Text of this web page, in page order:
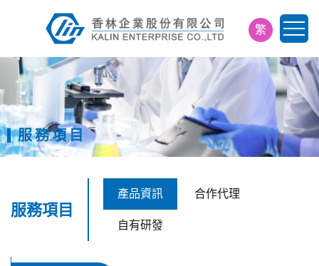
繁
简
服務項目
服務項目
產品資訊 合作代理
自有研發